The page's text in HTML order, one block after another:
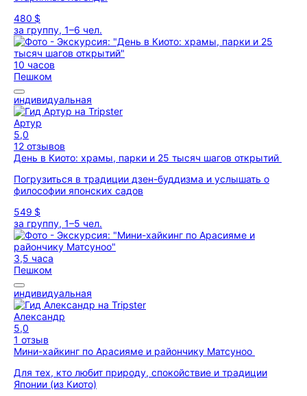
480 $
за группу, 1–6 чел.
10 часов
Пешком
индивидуальная
Артур
5,0
12 отзывов
День в Киото: храмы, парки и 25 тысяч шагов открытий
Погрузиться в традиции дзен-буддизма и услышать о
философии японских садов
549 $
за группу, 1–5 чел.
3,5 часа
Пешком
индивидуальная
Александр
5,0
1 отзыв
Мини-хайкинг по Арасияме и райончику Матсуноо
Для тех, кто любит природу, спокойствие и традиции
Японии (из Киото)